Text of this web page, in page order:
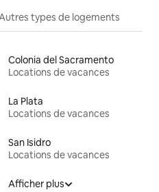
types de logements
Colonia del Sacramento
Locations de vacances
La Plata
Locations de vacances
San Isidro
Locations de vacances
Afficher plus